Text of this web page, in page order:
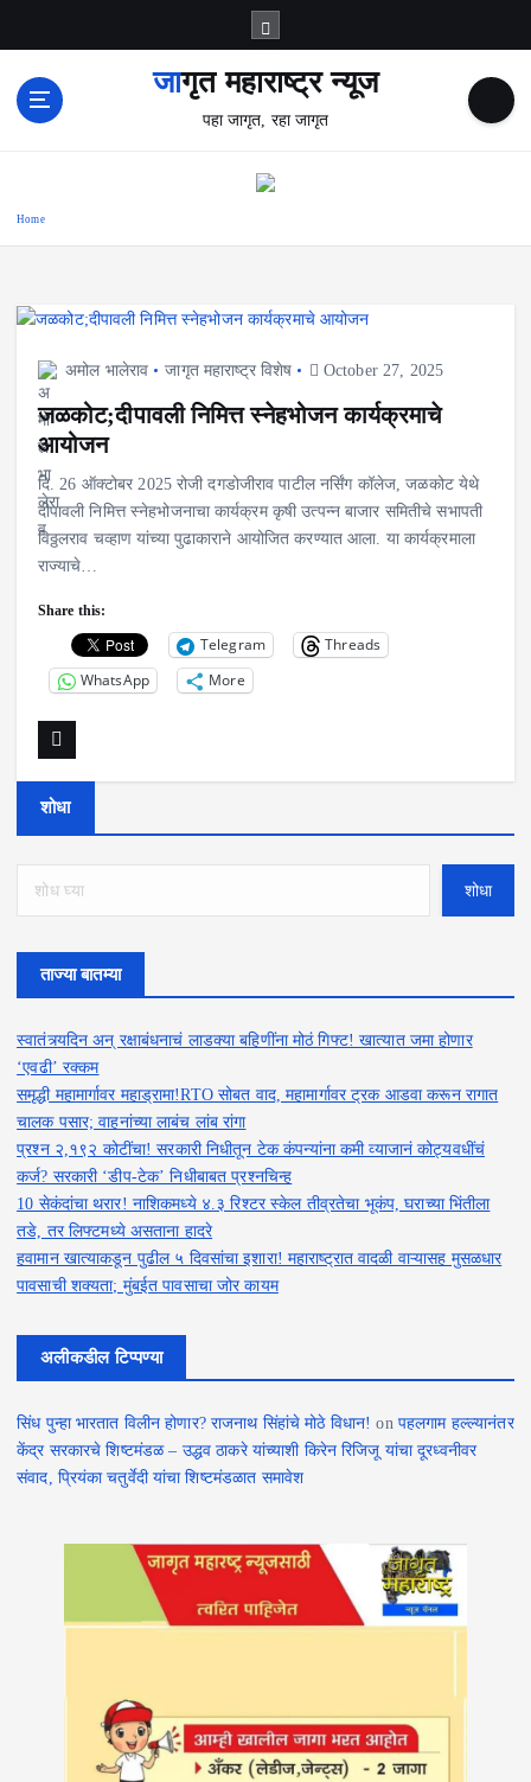
जागृत महाराष्ट्र न्यूज
पहा जागृत, रहा जागृत
Home
अमोल भालेराव जागृत महाराष्ट्र विशेष October 27, 2025
जळकोट;दीपावली निमित्त स्नेहभोजन कार्यक्रमाचे
आयोजन
दि. 26 ऑक्टोबर 2025 रोजी दगडोजीराव पाटील नर्सिंग कॉलेज, जळकोट येथे
दीपावली निमित्त स्नेहभोजनाचा कार्यक्रम कृषी उत्पन्न बाजार समितीचे सभापती
विठ्ठलराव चव्हाण यांच्या पुढाकाराने आयोजित करण्यात आला. या कार्यक्रमाला
राज्याचे…
Share this:
Telegram
Threads
WhatsApp
More
शोधा
शोधा
ताज्या बातम्या
स्वातंत्र्यदिन अन् रक्षाबंधनाचं लाडक्या बहि‍णींना मोठं गिफ्ट! खात्यात जमा होणार
‘एवढी’ रक्कम
समृद्धी महामार्गावर महाड्रामा!RTO सोबत वाद, महामार्गावर ट्रक आडवा करून रागात
चालक पसार; वाहनांच्या लाबंच लांब रांगा
प्रश्न २,१९२ कोटींचा! सरकारी निधीतून टेक कंपन्यांना कमी व्याजानं कोट्यवधींचं
कर्ज? सरकारी ‘डीप-टेक’ निधीबाबत प्रश्नचिन्ह
10 सेकंदांचा थरार! नाशिकमध्ये ४.३ रिश्टर स्केल तीव्रतेचा भूकंप, घराच्या भिंतीला
तडे, तर लिफ्टमध्ये असताना हादरे
हवामान खात्याकडून पुढील ५ दिवसांचा इशारा! महाराष्ट्रात वादळी वाऱ्यासह मुसळधार
पावसाची शक्यता; मुंबईत पावसाचा जोर कायम
अलीकडील टिप्पण्या
सिंध पुन्हा भारतात विलीन होणार? राजनाथ सिंहांचे मोठे विधान! on पहलगाम हल्ल्यानंतर
केंद्र सरकारचे शिष्टमंडळ – उद्धव ठाकरे यांच्याशी किरेन रिजिजू यांचा दूरध्वनीवर
संवाद, प्रियंका चतुर्वेदी यांचा शिष्टमंडळात समावेश